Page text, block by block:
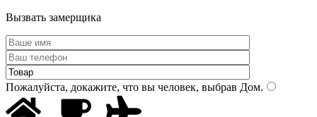
Вызвать замерщика
Пожалуйста, докажите, что вы человек, выбрав Дом.